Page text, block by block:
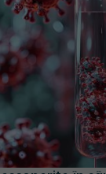
în